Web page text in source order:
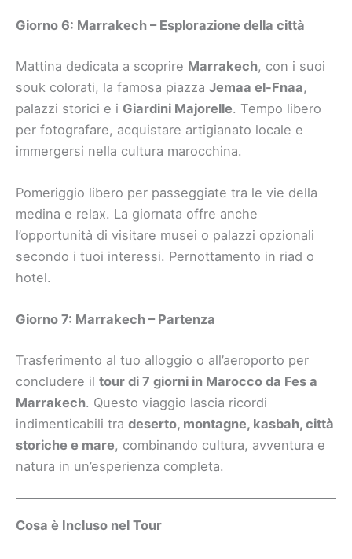
Giorno 6: Marrakech – Esplorazione della città
Mattina dedicata a scoprire Marrakech, con i suoi
souk colorati, la famosa piazza Jemaa el-Fnaa,
palazzi storici e i Giardini Majorelle. Tempo libero
per fotografare, acquistare artigianato locale e
immergersi nella cultura marocchina.
Pomeriggio libero per passeggiate tra le vie della
medina e relax. La giornata offre anche
l’opportunità di visitare musei o palazzi opzionali
secondo i tuoi interessi. Pernottamento in riad o
hotel.
Giorno 7: Marrakech – Partenza
Trasferimento al tuo alloggio o all’aeroporto per
concludere il tour di 7 giorni in Marocco da Fes a
Marrakech. Questo viaggio lascia ricordi
indimenticabili tra deserto, montagne, kasbah, città
storiche e mare, combinando cultura, avventura e
natura in un’esperienza completa.
Cosa è Incluso nel Tour